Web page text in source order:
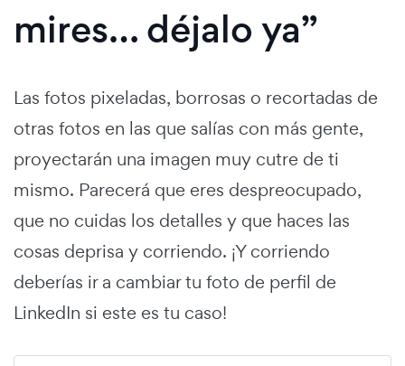
mires… déjalo ya”
Las fotos pixeladas, borrosas o recortadas de
otras fotos en las que salías con más gente,
proyectarán una imagen muy cutre de ti
mismo. Parecerá que eres despreocupado,
que no cuidas los detalles y que haces las
cosas deprisa y corriendo. ¡Y corriendo
deberías ir a cambiar tu foto de perfil de
LinkedIn si este es tu caso!